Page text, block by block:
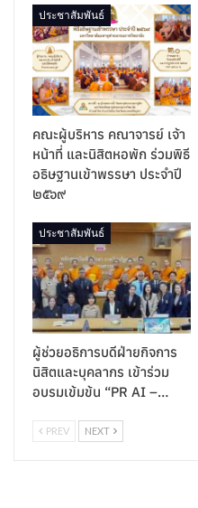
ประชาสัมพันธ์
คณะผู้บริหาร คณาจารย์ เจ้า
หน้าที่ และนิสิตหอพัก ร่วมพิธี
อธิษฐานเข้าพรรษา ประจำปี
๒๕๖๙
ประชาสัมพันธ์
ผู้ช่วยอธิการบดีฝ่ายกิจการ
นิสิตและบุคลากร เข้าร่วม
อบรมเข้มข้น “PR AI –…
PREV NEXT